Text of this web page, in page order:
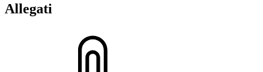
Allegati